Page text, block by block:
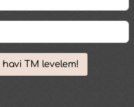
havi TM levelem!